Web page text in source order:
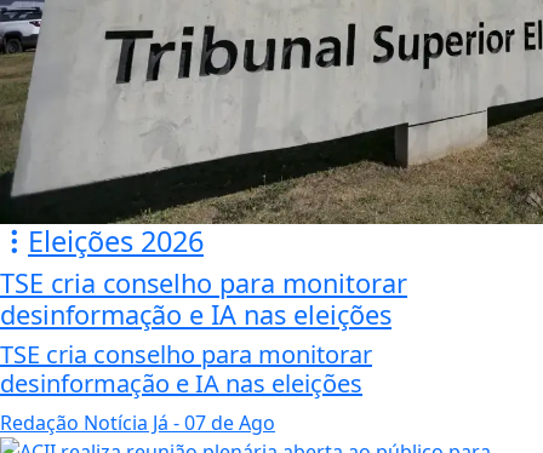
Eleições 2026
TSE cria conselho para monitorar
desinformação e IA nas eleições
TSE cria conselho para monitorar
desinformação e IA nas eleições
Redação Notícia Já - 07 de Ago